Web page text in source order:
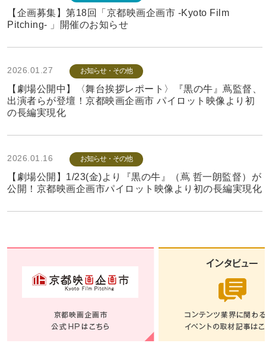
【企画募集】第18回「京都映画企画市 -Kyoto Film
Pitching- 」開催のお知らせ
2026.01.27 お知らせ・その他
【劇場公開中】〈舞台挨拶レポート〉『黒の牛』蔦監督、
出演者らが登壇！京都映画企画市 パイロット映像より初
の長編実現化
2026.01.16 お知らせ・その他
【劇場公開】1/23(金)より『黒の牛』（蔦 哲一朗監督）が
公開！京都映画企画市パイロット映像より初の長編実現化